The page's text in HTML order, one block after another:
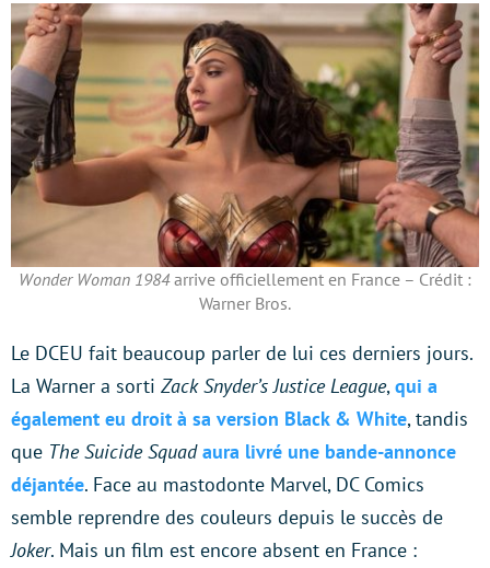
Wonder Woman 1984arrive officiellement en France – Crédit :
Warner Bros.
Le DCEU fait beaucoup parler de lui ces derniers jours.
La Warner a sorti Zack Snyder’s Justice League,qui a
également eu droit à sa version Black & White, tandis
que The Suicide Squad aura livré une bande-annonce
déjantée. Face au mastodonte Marvel, DC Comics
semble reprendre des couleurs depuis le succès de
Joker. Mais un film est encore absent en France :